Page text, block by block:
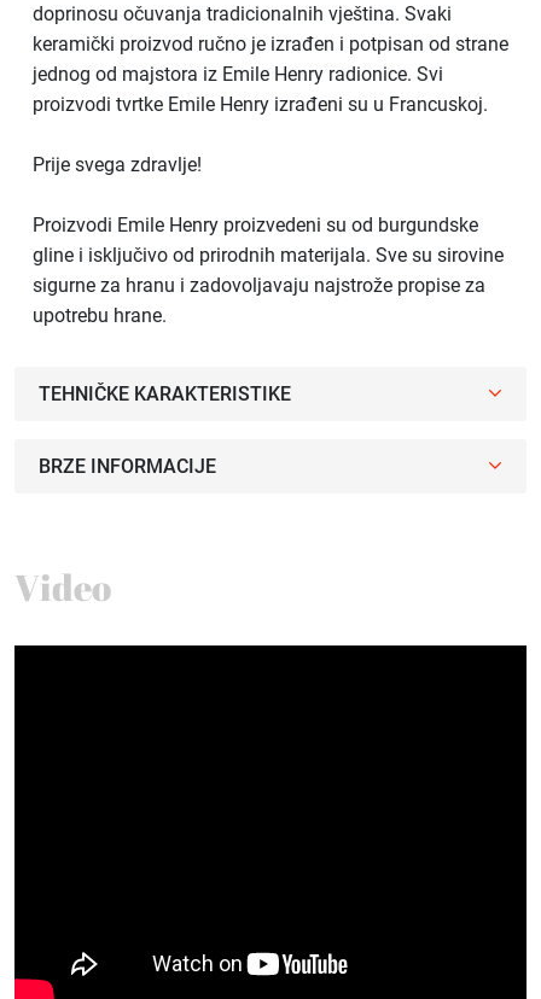
doprinosu očuvanja tradicionalnih vještina. Svaki
keramički proizvod ručno je izrađen i potpisan od strane
jednog od majstora iz Emile Henry radionice. Svi
proizvodi tvrtke Emile Henry izrađeni su u Francuskoj.
Prije svega zdravlje!
Proizvodi Emile Henry proizvedeni su od burgundske
gline i isključivo od prirodnih materijala. Sve su sirovine
sigurne za hranu i zadovoljavaju najstrože propise za
upotrebu hrane.
TEHNIČKE KARAKTERISTIKE
BRZE INFORMACIJE
Video